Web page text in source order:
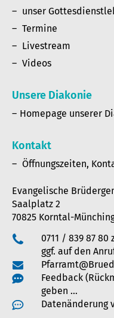
unser
Termine
Livestream
Videos
Unsere Diakonie
Homepage unserer
Kontakt
Öffnungszeiten,
Evangelische
Saalplatz 2
70825 Korntal-
0711 / 839 87
ggf. auf den
Feedback
geben …
Datenänderung